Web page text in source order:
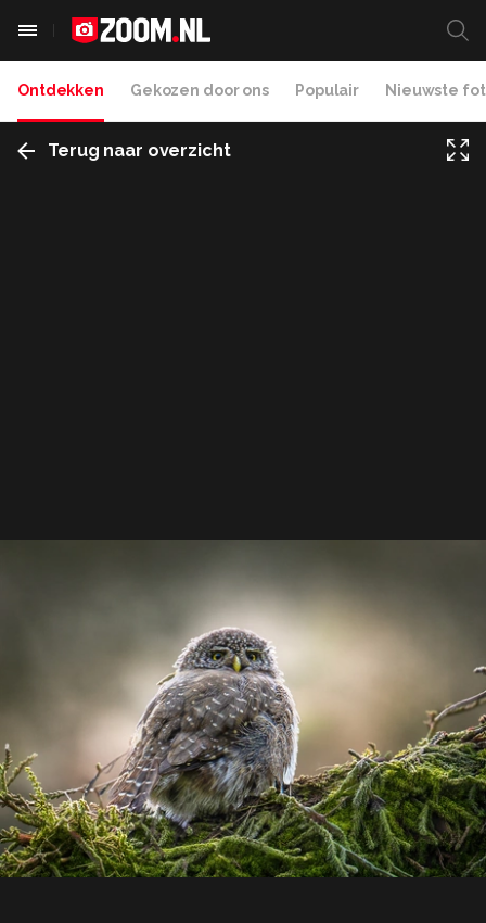
Ontdekken Gekozen door ons Populair Nieuwste
Terug naar overzicht